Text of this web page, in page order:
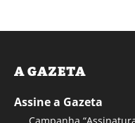
A GAZETA
Assine a Gazeta